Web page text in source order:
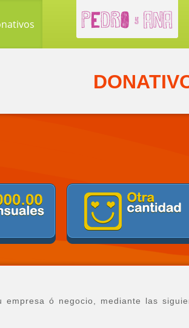
ó negocio, mediante las